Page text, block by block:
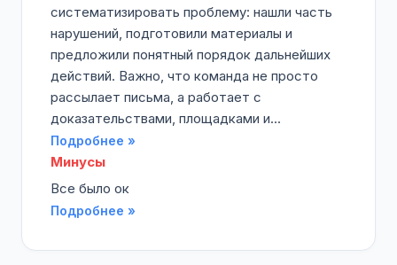
систематизировать проблему: нашли часть
нарушений, подготовили материалы и
предложили понятный порядок дальнейших
действий. Важно, что команда не просто
рассылает письма, а работает с
доказательствами, площадками и...
Подробнее »
Минусы
Все было ок
Подробнее »